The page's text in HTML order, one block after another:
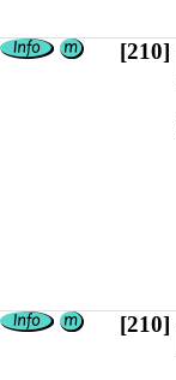
[210]
[210]